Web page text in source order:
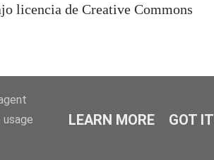
licencia de Creative Commons
LEARN MORE GOT IT